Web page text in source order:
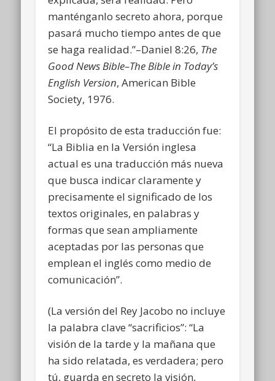
manténganlo secreto ahora, porque
pasará mucho tiempo antes de que
se haga realidad.”–Daniel 8:26, The
Good News Bible–The Bible in Today’s
English Version, American Bible
Society, 1976.
El propósito de esta traducción fue:
“La Biblia en la Versión inglesa
actual es una traducción más nueva
que busca indicar claramente y
precisamente el significado de los
textos originales, en palabras y
formas que sean ampliamente
aceptadas por las personas que
emplean el inglés como medio de
comunicación”.
(La versión del Rey Jacobo no incluye
la palabra clave “sacrificios”: “La
visión de la tarde y la mañana que
ha sido relatada, es verdadera; pero
tú, guarda en secreto la visión,